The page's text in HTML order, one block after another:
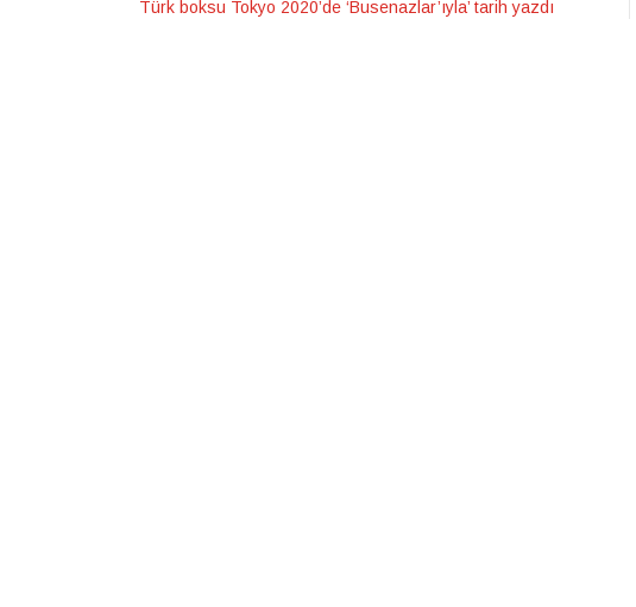
Türk boksu Tokyo 2020’de ‘Busenazlar’ıyla’ tarih yazdı